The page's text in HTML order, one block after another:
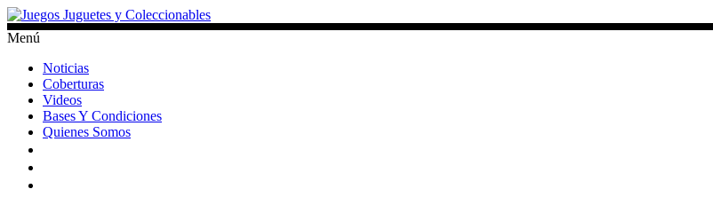
Saltar
al
contenido
Juguetes
Coleccionables
Noticias
para
Menú
Noticias
Coberturas
Videos
Bases Y Condiciones
Quienes Somos